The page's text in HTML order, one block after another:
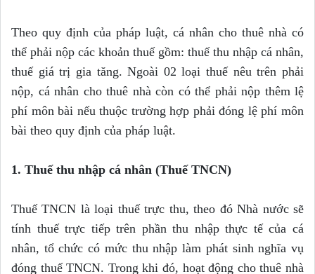
Theo quy định của pháp luật, cá nhân cho thuê nhà có
thể phải nộp các khoản thuế gồm: thuế thu nhập cá nhân,
thuế giá trị gia tăng. Ngoài 02 loại thuế nêu trên phải
nộp, cá nhân cho thuê nhà còn có thể phải nộp thêm lệ
phí môn bài nếu thuộc trường hợp phải đóng lệ phí môn
bài theo quy định của pháp luật.
1. Thuế thu nhập cá nhân (Thuế TNCN)
Thuế TNCN là loại thuế trực thu, theo đó Nhà nước sẽ
tính thuế trực tiếp trên phần thu nhập thực tế của cá
nhân, tổ chức có mức thu nhập làm phát sinh nghĩa vụ
đóng thuế TNCN. Trong khi đó, hoạt động cho thuê nhà